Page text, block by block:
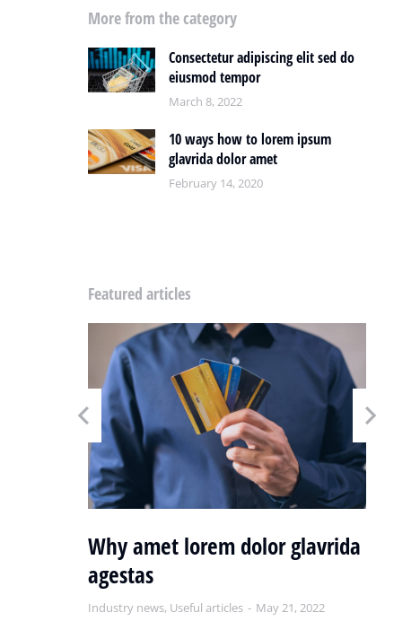
More from the category
Consectetur adipiscing elit sed do
eiusmod tempor
March 8, 2022
10 ways how to lorem ipsum
glavrida dolor amet
February 14, 2020
Featured articles
Why amet lorem dolor glavrida
agestas
Industry news, Useful articles May 21, 2022